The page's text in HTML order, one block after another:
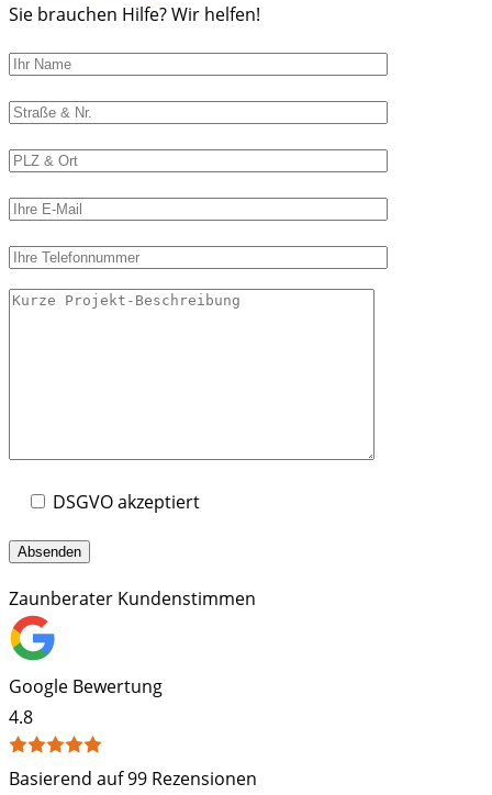
Sie brauchen Hilfe? Wir helfen!
DSGVO akzeptiert
Zaunberater Kundenstimmen
Google Bewertung
4.8
Basierend auf 99 Rezensionen